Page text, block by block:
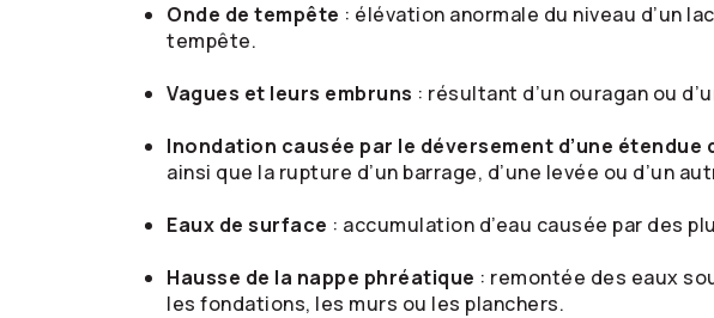
Onde de tempête : élévation anormale du niveau d’un
tempête.
Vagues et leurs embruns : résultant d’un ouragan ou
Inondation causée par le déversement d’une
ainsi que la rupture d’un barrage, d’une levée ou d’un
Eaux de surface : accumulation d’eau causée par des
Hausse de la nappe phréatique : remontée des eaux
les fondations, les murs ou les planchers.